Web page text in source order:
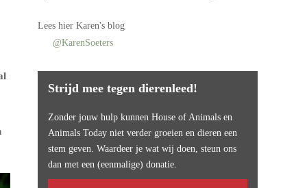
Leeshier Karen's blog
@KarenSoeters
Strijd mee tegen dierenleed!
Zonder jouw hulp kunnen House of Animals en
Animals Today niet verder groeien en dieren een
stem geven. Waardeer je wat wij doen, steun ons
dan met een (eenmalige) donatie.